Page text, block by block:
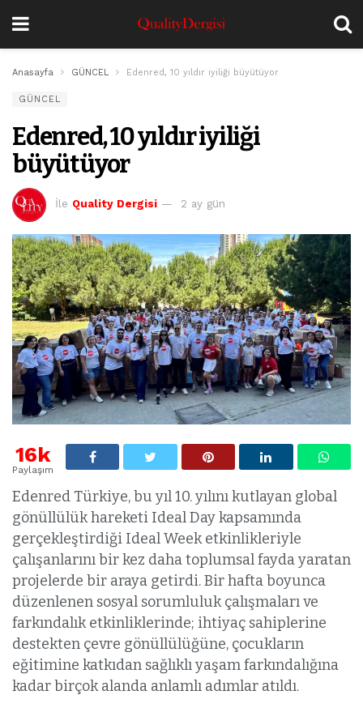
Anasayfa GÜNCEL Edenred, 10 yıldır iyiliği büyütüyor
GÜNCEL
Edenred, 10 yıldır iyiliği
büyütüyor
İle Quality Dergisi 2 ay gün
16k
Paylaşım
Edenred Türkiye, bu yıl 10. yılını kutlayan global
gönüllülük hareketi Ideal Day kapsamında
gerçekleştirdiği Ideal Week etkinlikleriyle
çalışanlarını bir kez daha toplumsal fayda yaratan
projelerde bir araya getirdi. Bir hafta boyunca
düzenlenen sosyal sorumluluk çalışmaları ve
farkındalık etkinliklerinde; ihtiyaç sahiplerine
destekten çevre gönüllülüğüne, çocukların
eğitimine katkıdan sağlıklı yaşam farkındalığına
kadar birçok alanda anlamlı adımlar atıldı.